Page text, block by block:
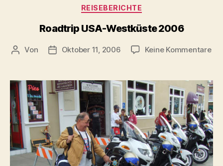
Kategorien
REISEBERICHTE
Roadtrip USA-Westküste 2006
Beitragsautor
Von Beitragsdatum
Oktober 11, 2006 Keine Kommentarezu